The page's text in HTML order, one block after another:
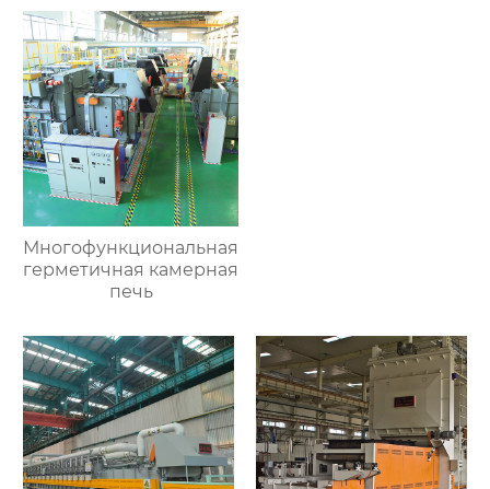
Многофункциональная
герметичная камерная
печь